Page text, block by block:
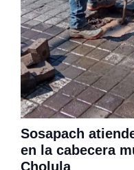
Sosapach
en la cabecera
Cholula